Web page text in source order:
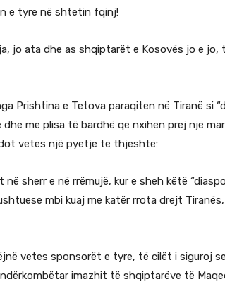
e tyre në shtetin fqinj!
jo ata dhe as shqiptarët e Kosovës jo e jo,
Prishtina e Tetova paraqiten në Tiranë si
me plisa të bardhë që nxihen prej një
vetes një pyetje të thjeshtë:
sherr e në rrëmujë, kur e sheh këtë
mbi kuaj me katër rrota drejt
vetes sponsorët e tyre, të cilët i siguroj
imazhit të shqiptarëve të